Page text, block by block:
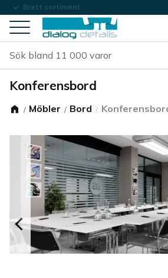
Meny
Låg fraktkostnad
Konferensbord
Möbler Bord